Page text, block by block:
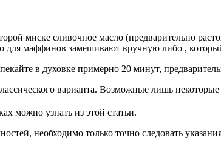
миске сливочное масло (предварительно
для маффинов замешивают вручную либо ,
в духовке примерно 20 минут,
варианта. Возможные лишь
можно узнать из этой статьи.
необходимо только точно следовать